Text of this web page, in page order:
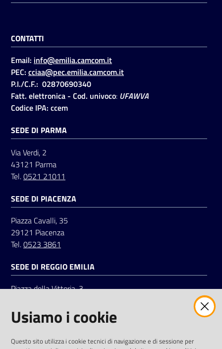
CONTATTI
Email: info@emilia.camcom.it
PEC: cciaa@pec.emilia.camcom.it
P.I./C.F.: 02870690340
Fatt. elettronica - Cod. univoco: UFAWVA
Codice IPA: ccem
SEDE DI PARMA
Via Verdi, 2
43121 Parma
Tel.0521 21011
SEDE DI PIACENZA
Piazza Cavalli, 35
29121 Piacenza
Tel.0523 3861
SEDE DI REGGIO EMILIA
Piazza della Vittoria, 3
Tel.0522 7961
Usiamo i cookie
Questo sito utilizza i cookie tecnici di navigazione e di sessione per